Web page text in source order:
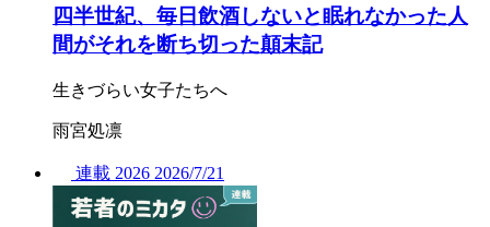
四半世紀、毎日飲酒しないと眠れなかった人
間がそれを断ち切った顛末記
生きづらい女子たちへ
雨宮処凛
連載 2026 2026/7/21